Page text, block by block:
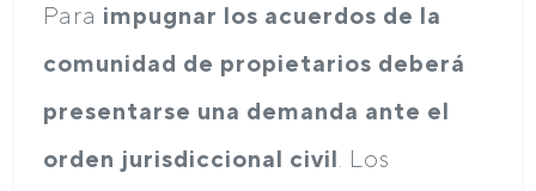
Para impugnar los acuerdos de la
comunidad de propietarios deberá
presentarse una demanda ante el
orden jurisdiccional civil . Los